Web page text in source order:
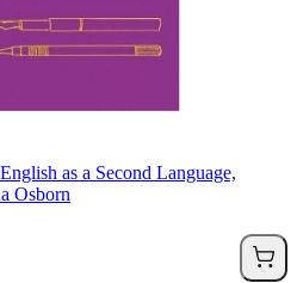
as a Second Language,
Osborn